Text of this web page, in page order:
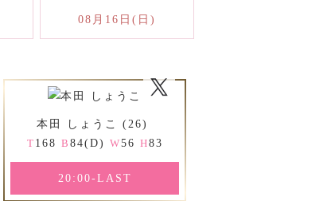
08月16日(日)
本田 しょうこ (26)
T 168 B 84(D) W56 H83
20:00-LAST